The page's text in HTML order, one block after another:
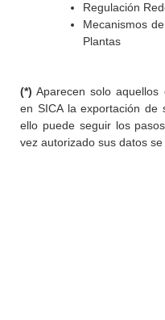
Regulación
Mecanismos
Plantas
(*) Aparecen solo aquellos
en SICA la exportación de
ello puede seguir los
vez autorizado sus datos